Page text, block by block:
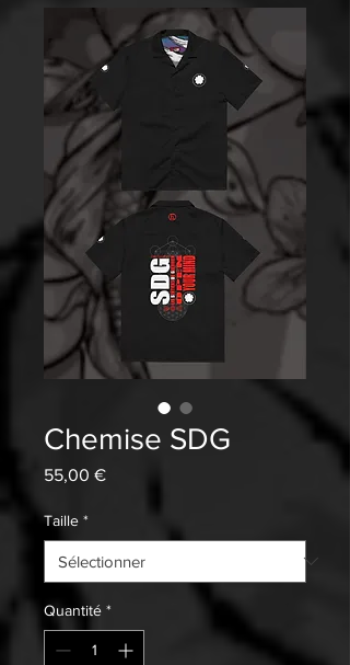
Chemise SDG
55,00 €Prix
Taille *
Quantité *